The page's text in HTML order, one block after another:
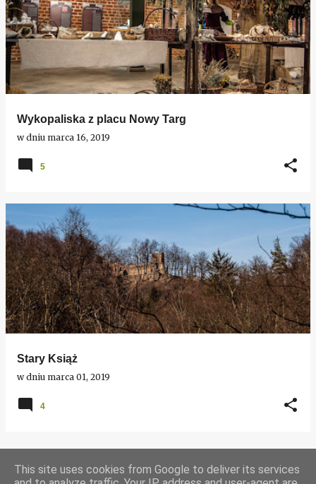
Wykopaliska z placu Nowy Targ
w dniu marca 16, 2019
5
Stary Książ
w dniu marca 01, 2019
4
WIĘCEJ POSTÓW
This site uses cookies from Google to deliver its services